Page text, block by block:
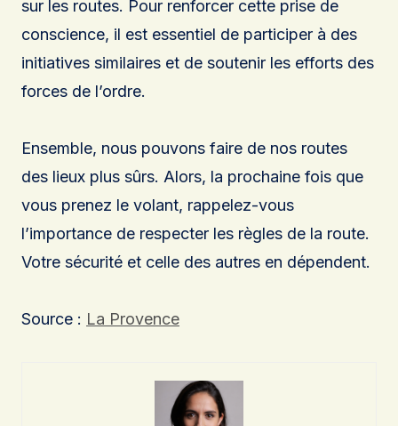
sur les routes. Pour renforcer cette prise de
conscience, il est essentiel de participer à des
initiatives similaires et de soutenir les efforts des
forces de l’ordre.
Ensemble, nous pouvons faire de nos routes
des lieux plus sûrs. Alors, la prochaine fois que
vous prenez le volant, rappelez-vous
l’importance de respecter les règles de la route.
Votre sécurité et celle des autres en dépendent.
Source : La Provence